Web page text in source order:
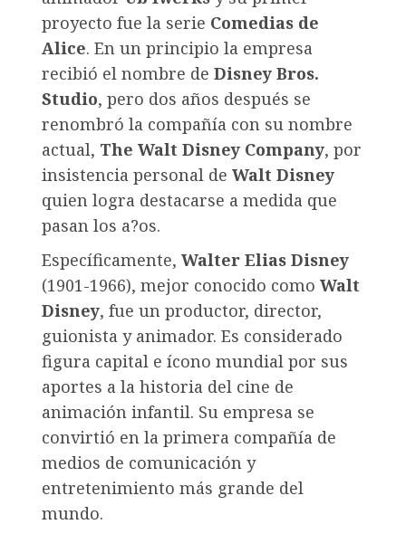
proyecto fue la serie Comedias de
Alice. En un principio la empresa
recibió el nombre de Disney Bros.
Studio, pero dos años después se
renombró la compañía con su nombre
actual, The Walt Disney Company, por
insistencia personal de Walt Disney
quien logra destacarse a medida que
pasan los a?os.
Específicamente, Walter Elias Disney
(1901-1966), mejor conocido como Walt
Disney, fue un productor, director,
guionista y animador. Es considerado
figura capital e ícono mundial por sus
aportes a la historia del cine de
animación infantil. Su empresa se
convirtió en la primera compañía de
medios de comunicación y
entretenimiento más grande del
mundo.